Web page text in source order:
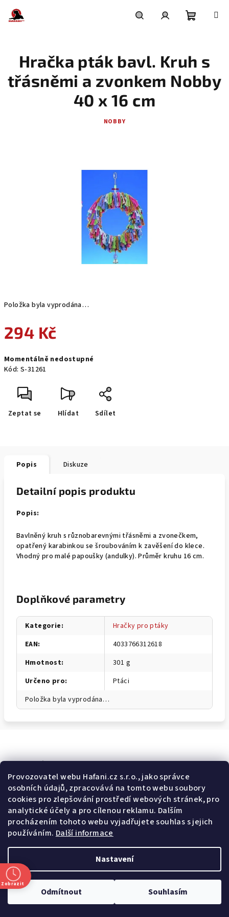
Provozovatel webu Hafani.cz s.r.o., jako správce
osobních údajů, zpracovává na tomto webu soubory
cookies pro zlepšování prostředí webových stránek, pro
analytické účely a pro cílenou reklamu. Dalším
procházením tohoto webu vyjadřujete souhlas s jejich
používáním. Další informace
Nastavení
Odmítnout Souhlasím
obsah
košík
Položka byla vyprodána…
294 Kč
cena:
Momentálně nedostupné
Kód: S-31261
Zeptat se Hlídat Sdílet
Hračka pták bavl. Kruh s
třásněmi a zvonkem Nobby
40 x 16 cm
NOBBY
Popis Diskuze
Detailní popis produktu
Popis:
Bavlněný kruh s různobarevnými třásněmi a zvonečkem,
opatřený karabinkou se šroubováním k zavěšení do klece.
Vhodný pro malé papoušky (andulky). Průměr kruhu 16 cm.
Doplňkové parametry
Kategorie:
Hračky pro ptáky
EAN:
4033766312618
Hmotnost:
301 g
Určeno pro:
Ptáci
Položka byla vyprodána…
Odebírat newsletter
E-mail
Potvrzuji souhlas svšeobecnými obchodními podmínkami a
spodmínkami zpracovávání a ochrany osobních údajů .
Přihlásit se
Z
á
Copyright 2026
nastavení cookies
Vytvořil Shoptet
Zobrazit